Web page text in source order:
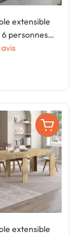
extensible
6 personnes
industriel
avis
extensible